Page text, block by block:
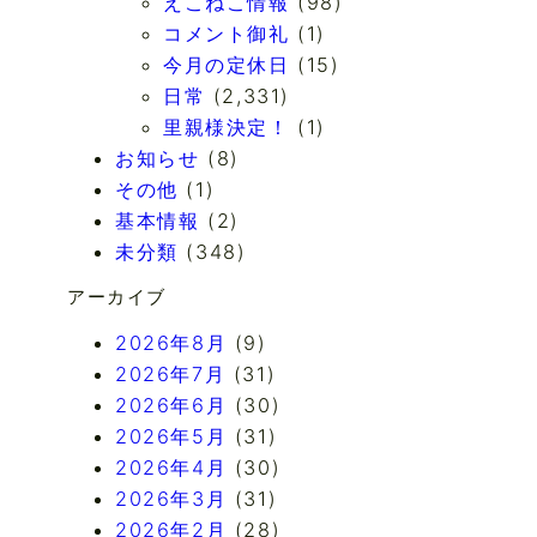
コメント御礼 (1)
今月の定休日 (15)
日常 (2,331)
里親様決定！
(1)
お知らせ (8)
その他 (1)
基本情報 (2)
未分類 (348)
アーカイブ
2026年8月 (9)
2026年7月 (31)
2026年6月 (30)
2026年5月 (31)
2026年4月 (30)
2026年3月 (31)
2026年2月 (28)